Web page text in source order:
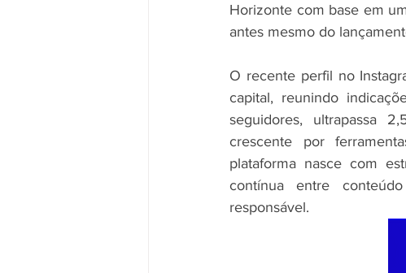
Horizonte com base em
antes mesmo do
O recente perfil no
capital, reunindo
seguidores, ultrapassa
crescente por
plataforma nasce com
contínua entre
responsável.